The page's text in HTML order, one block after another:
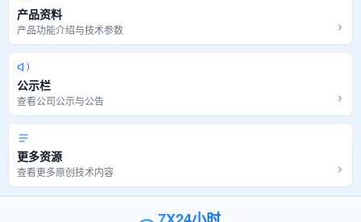
产品资料
产品功能介绍与技术参数
公示栏
查看公司公示与公告
更多资源
查看更多原创技术内容